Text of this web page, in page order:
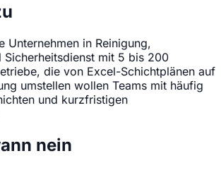
Unternehmen in Reinigung,
Sicherheitsdienst mit 5 bis 200
die von Excel-Schichtplänen auf
umstellen wollen Teams mit häufig
und kurzfristigen
nein